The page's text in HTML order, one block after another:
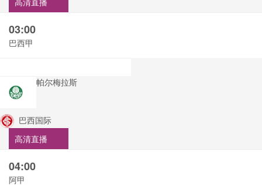
03:00
巴西甲
帕尔梅拉斯
巴西国际
高清直播
04:00
阿甲